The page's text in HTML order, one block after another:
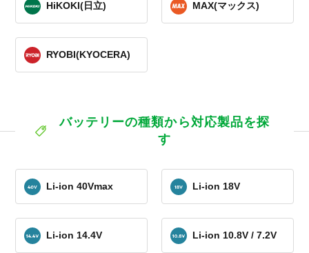
HiKOKI(日立) MAX(マックス)
RYOBI(KYOCERA)
バッテリーの種類から対応製品を探
す
Li-ion 40Vmax Li-ion 18V
Li-ion 14.4V Li-ion 10.8V / 7.2V